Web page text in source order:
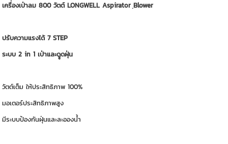
เครื่องเป่าลม 800 วัตต์ LONGWELL Aspirator ฺBlower
ปรับความแรงได้ 7 STEP
ระบบ 2 in 1 เป่าและดููดฝุ่น
วัตต์เต็ม ให้ประสิทธิภาพ 100%
มอเตอร์ประสิทธิภาพสูง
มีระบบป้องกันฝุ่นและละอองน้ำ